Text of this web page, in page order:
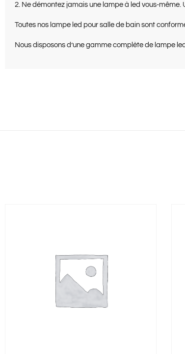
2. Ne démontez jamais une lampe à led vous-
Toutes nos lampe led pour salle de bain sont
Nous disposons d’une gamme complète de lampe